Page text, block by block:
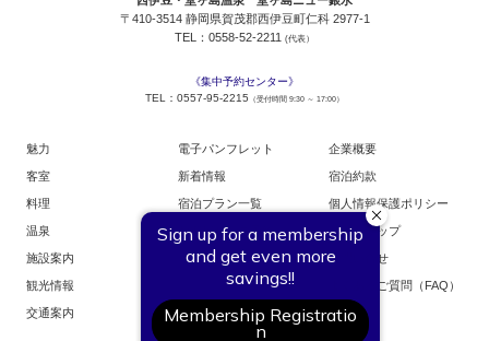
〒410-3514 静岡県賀茂郡西伊豆町仁科 2977-1
TEL：0558-52-2211 (代表）
《集中予約センター》
TEL：0557-95-2215 （受付時間 9:30 ～ 17:00）
魅力
客室
料理
温泉
施設案内
観光情報
交通案内
電子パンフレット
新着情報
宿泊プラン一覧
お部屋からご予約
企業概要
宿泊約款
個人情報保護ポリシー
サイトマップ
お問い合せ
よくあるご質問（FAQ）